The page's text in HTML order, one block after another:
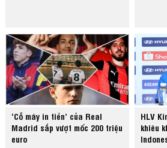
‘Cỗ máy in tiền’ của Real
Madrid sắp vượt mốc 200 triệu
euro
HLV
khiêu